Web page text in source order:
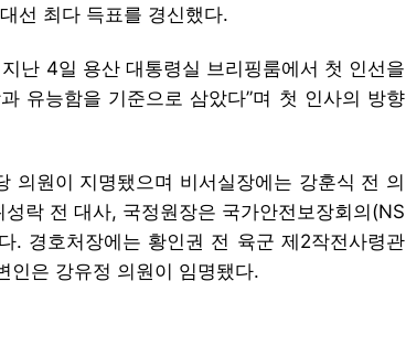
선 최다 득표를 경신했다.
난 4일 용산 대통령실 브리핑룸에서 첫 인선을
유능함을 기준으로 삼았다”며 첫 인사의 방향
의원이 지명됐으며 비서실장에는 강훈식 전 의
락 전 대사, 국정원장은 국가안전보장회의(NS
. 경호처장에는 황인권 전 육군 제2작전사령관
인은 강유정 의원이 임명됐다.